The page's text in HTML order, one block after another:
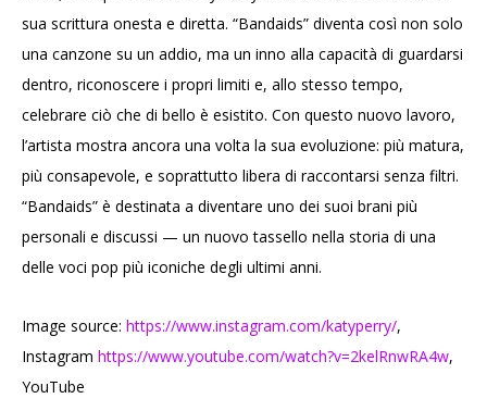
sua scrittura onesta e diretta. “Bandaids” diventa così non solo
una canzone su un addio, ma un inno alla capacità di guardarsi
dentro, riconoscere i propri limiti e, allo stesso tempo,
celebrare ciò che di bello è esistito. Con questo nuovo lavoro,
l’artista mostra ancora una volta la sua evoluzione: più matura,
più consapevole, e soprattutto libera di raccontarsi senza filtri.
“Bandaids” è destinata a diventare uno dei suoi brani più
personali e discussi — un nuovo tassello nella storia di una
delle voci pop più iconiche degli ultimi anni.
Image source: https://www.instagram.com/katyperry/,
Instagram https://www.youtube.com/watch?v=2kelRnwRA4w,
YouTube